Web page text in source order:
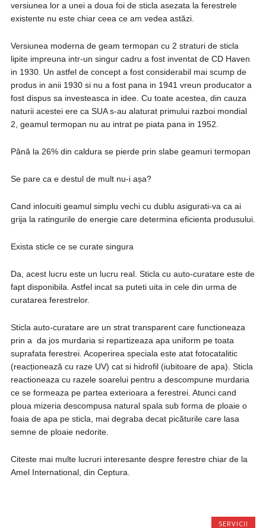
versiunea lor a unei a doua foi de sticla asezata la ferestrele
existente nu este chiar ceea ce am vedea astăzi.
Versiunea moderna de geam termopan cu 2 straturi de sticla
lipite impreuna intr-un singur cadru a fost inventat de CD Haven
in 1930. Un astfel de concept a fost considerabil mai scump de
produs in anii 1930 si nu a fost pana in 1941 vreun producator a
fost dispus sa investeasca in idee. Cu toate acestea, din cauza
naturii acestei ere ca SUA s-au alaturat primului razboi mondial
2, geamul termopan nu au intrat pe piata pana in 1952.
Până la 26% din caldura se pierde prin slabe geamuri termopan
Se pare ca e destul de mult nu-i așa?
Cand inlocuiti geamul simplu vechi cu dublu asigurati-va ca ai
grija la ratingurile de energie care determina eficienta produsului.
Exista sticle ce se curate singura
Da, acest lucru este un lucru real. Sticla cu auto-curatare este de
fapt disponibila. Astfel incat sa puteti uita in cele din urma de
curatarea ferestrelor.
Sticla auto-curatare are un strat transparent care functioneaza
prin a da jos murdaria si repartizeaza apa uniform pe toata
suprafata ferestrei. Acoperirea speciala este atat fotocatalitic
(reacționează cu raze UV) cat si hidrofil (iubitoare de apa). Sticla
reactioneaza cu razele soarelui pentru a descompune murdaria
ce se formeaza pe partea exterioara a ferestrei. Atunci cand
ploua mizeria descompusa natural spala sub forma de ploaie o
foaia de apa pe sticla, mai degraba decat picăturile care lasa
semne de ploaie nedorite.
Citeste mai multe lucruri interesante despre ferestre chiar de la
Amel International, din Ceptura.
SERVICII